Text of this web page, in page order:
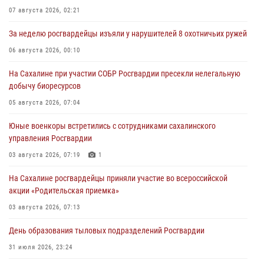
07 августа 2026, 02:21
За неделю росгвардейцы изъяли у нарушителей 8 охотничьих ружей
06 августа 2026, 00:10
На Сахалине при участии СОБР Росгвардии пресекли нелегальную
добычу биоресурсов
05 августа 2026, 07:04
Юные военкоры встретились с сотрудниками сахалинского
управления Росгвардии
03 августа 2026, 07:19 1
На Сахалине росгвардейцы приняли участие во всероссийской
акции «Родительская приемка»
03 августа 2026, 07:13
День образования тыловых подразделений Росгвардии
31 июля 2026, 23:24